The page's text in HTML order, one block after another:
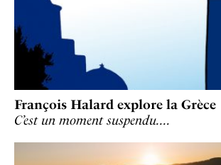
François Halard explore la Grèce
C’est un moment suspendu.…